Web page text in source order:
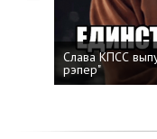
Слава КПСС
рэпер"